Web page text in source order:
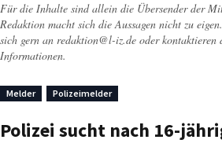
Für die Inhalte sind allein die Übersender der
Redaktion macht sich die Aussagen nicht zu
sich gern an redaktion@l-iz.de oder kontaktieren
Informationen.
Melder Polizeimelder
Polizei sucht nach 16-